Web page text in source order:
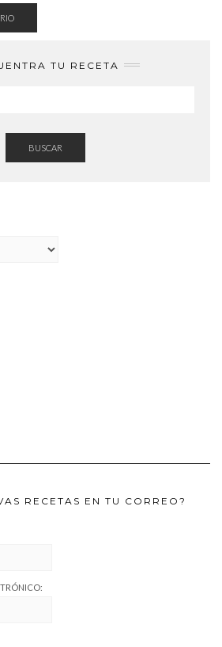
TU RECETA
BUSCAR
RECETAS EN TU CORREO?